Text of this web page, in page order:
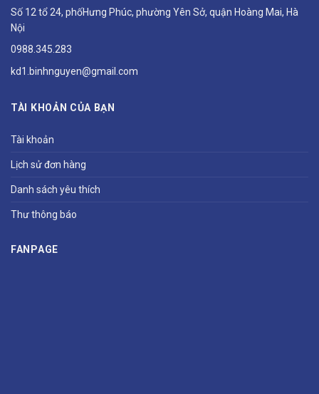
Số 12 tổ 24, phốHưng Phúc, phường Yên Sở, quận Hoàng Mai, Hà
Nội
0988.345.283
kd1.binhnguyen@gmail.com
TÀI KHOẢN CỦA BẠN
Tài khoản
Lịch sử đơn hàng
Danh sách yêu thích
Thư thông báo
FANPAGE